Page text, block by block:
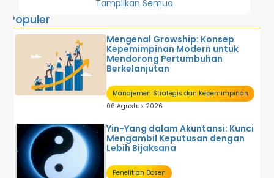
Penelitian Dosen
Perpajakan
Sistem Informasi Akuntansi
Sistem Informasi Manajemen
Sistem Pengendalian Manajemen
Tentang Akuntansi
U M U M
Tampilkan Semua
Populer
Mengenal Growship: Konsep
Kepemimpinan Modern untuk
Mendorong Pertumbuhan
Berkelanjutan
Manajemen Strategis dan Kepemimpinan
06 Agustus 2026
Yin-Yang dalam Akuntansi: Kunci
Mengambil Keputusan dengan
Lebih Bijaksana
Penelitian Dosen